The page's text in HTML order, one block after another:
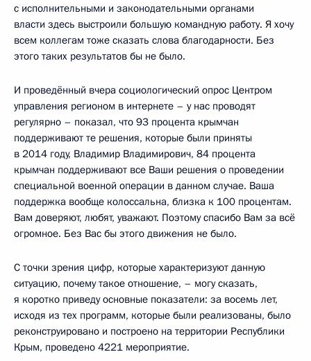
с исполнительными и законодательными органами
власти здесь выстроили большую командную работу. Я хочу
всем коллегам тоже сказать слова благодарности. Без
этого таких результатов бы не было.
И проведённый вчера социологический опрос Центром
управления регионом в интернете – у нас проводят
регулярно – показал, что 93 процента крымчан
поддерживают те решения, которые были приняты
в 2014 году, Владимир Владимирович, 84 процента
крымчан поддерживают все Ваши решения о проведении
специальной военной операции в данном случае. Ваша
поддержка вообще колоссальна, близка к 100 процентам.
Вам доверяют, любят, уважают. Поэтому спасибо Вам за всё
огромное. Без Вас бы этого движения не было.
С точки зрения цифр, которые характеризуют данную
ситуацию, почему такое отношение, – могу сказать,
я коротко приведу основные показатели: за восемь лет,
исходя из тех программ, которые были реализованы, было
реконструировано и построено на территории Республики
Крым, проведено 4221 мероприятие.